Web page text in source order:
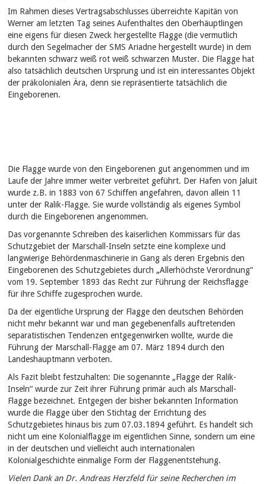
Im Rahmen dieses Vertragsabschlusses überreichte Kapitän von
Werner am letzten Tag seines Aufenthaltes den Oberhäuptlingen
eine eigens für diesen Zweck hergestellte Flagge (die vermutlich
durch den Segelmacher der SMS Ariadne hergestellt wurde) in dem
bekannten schwarz weiß rot weiß schwarzen Muster. Die Flagge hat
also tatsächlich deutschen Ursprung und ist ein interessantes Objekt
der präkolonialen Ära, denn sie repräsentierte tatsächlich die
Eingeborenen.
Die Flagge wurde von den Eingeborenen gut angenommen und im
Laufe der Jahre immer weiter verbreitet geführt. Der Hafen von Jaluit
wurde z.B. in 1883 von 67 Schiffen angefahren, davon allein 11
unter der Ralik-Flagge. Sie wurde vollständig als eigenes Symbol
durch die Eingeborenen angenommen.
Das vorgenannte Schreiben des kaiserlichen Kommissars für das
Schutzgebiet der Marschall-Inseln setzte eine komplexe und
langwierige Behördenmaschinerie in Gang als deren Ergebnis den
Eingeborenen des Schutzgebietes durch „Allerhöchste Verordnung“
vom 19. September 1893 das Recht zur Führung der Reichsflagge
für ihre Schiffe zugesprochen wurde.
Da der eigentliche Ursprung der Flagge den deutschen Behörden
nicht mehr bekannt war und man gegebenenfalls auftretenden
separatistischen Tendenzen entgegenwirken wollte, wurde die
Führung der Marschall-Flagge am 07. März 1894 durch den
Landeshauptmann verboten.
Als Fazit bleibt festzuhalten: Die sogenannte „Flagge der Ralik-
Inseln“ wurde zur Zeit ihrer Führung primär auch als Marschall-
Flagge bezeichnet. Entgegen der bisher bekannten Information
wurde die Flagge über den Stichtag der Errichtung des
Schutzgebietes hinaus bis zum 07.03.1894 geführt. Es handelt sich
nicht um eine Kolonialflagge im eigentlichen Sinne, sondern um eine
in der deutschen und vielleicht auch internationalen
Kolonialgeschichte einmalige Form der Flaggenentstehung.
Vielen Dank an Dr. Andreas Herzfeld für seine Recherchen im